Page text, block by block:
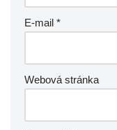
E-mail *
Webová stránka